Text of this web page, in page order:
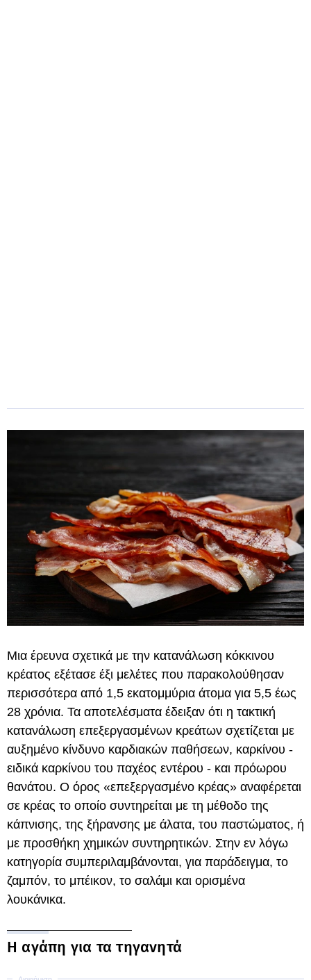
Μια έρευνα σχετικά με την κατανάλωση κόκκινου
κρέατος εξέτασε έξι μελέτες που παρακολούθησαν
περισσότερα από 1,5 εκατομμύρια άτομα για 5,5 έως
28 χρόνια. Τα αποτελέσματα έδειξαν ότι η τακτική
κατανάλωση επεξεργασμένων κρεάτων σχετίζεται με
αυξημένο κίνδυνο καρδιακών παθήσεων, καρκίνου -
ειδικά καρκίνου του παχέος εντέρου - και πρόωρου
θανάτου. Ο όρος «επεξεργασμένο κρέας» αναφέρεται
σε κρέας το οποίο συντηρείται με τη μέθοδο της
κάπνισης, της ξήρανσης με άλατα, του παστώματος, ή
με προσθήκη χημικών συντηρητικών. Στην εν λόγω
κατηγορία συμπεριλαμβάνονται, για παράδειγμα, το
ζαμπόν, το μπέικον, το σαλάμι και ορισμένα
λουκάνικα.
Η αγάπη για τα τηγανητά